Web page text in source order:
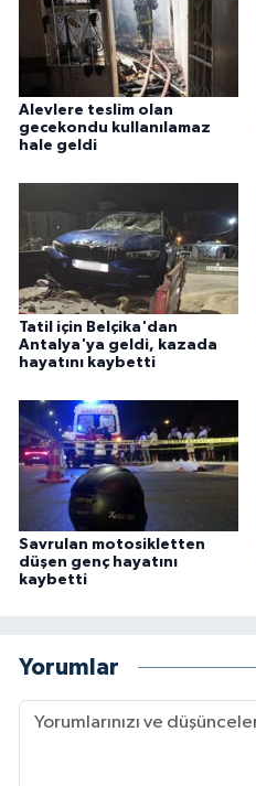
Alevlere teslim olan
gecekondu kullanılamaz
hale geldi
Tatil için Belçika'dan
Antalya'ya geldi, kazada
hayatını kaybetti
Savrulan motosikletten
düşen genç hayatını
kaybetti
Yorumlar